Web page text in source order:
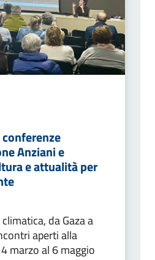
Anziani e
e attualità per
da Gaza a
aperti alla
marzo al 6 maggio